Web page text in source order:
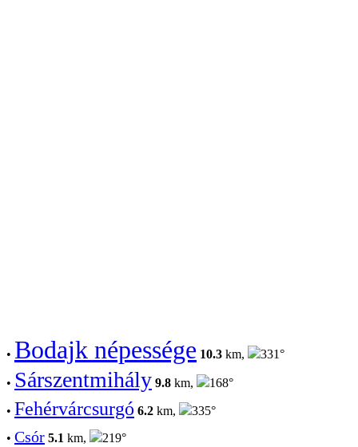
• Bodajk népessége 10.3 km, 331°
• Sárszentmihály 9.8 km, 168°
• Fehérvárcsurgó 6.2 km,
335°
• Csór 5.1 km,
219°